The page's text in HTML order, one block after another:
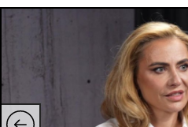
Breaking news
Evenimente
Emisiuni TV
Horoscop